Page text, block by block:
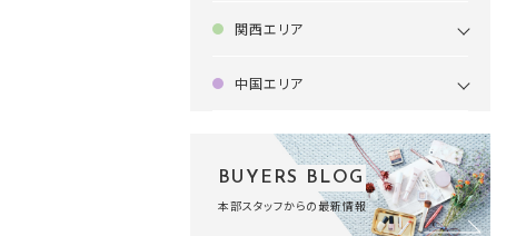
関西エリア
中国エリア
BUYERS BLOG
本部スタッフからの最新情報